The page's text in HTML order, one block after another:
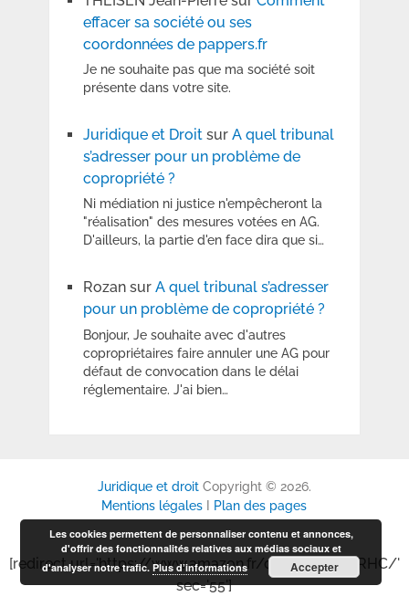
effacer sa société ou ses
coordonnées de pappers.fr
Je ne souhaite pas que ma société soit
présente dans votre site.
Juridique et Droitsur A quel tribunal
s’adresser pour un problème de
copropriété ?
Ni médiation ni justice n'empêcheront la
"réalisation" des mesures votées en AG.
D'ailleurs, la partie d'en face dira que si…
Rozansur A quel tribunal s’adresser
pour un problème de copropriété ?
Bonjour, Je souhaite avec d'autres
copropriétaires faire annuler une AG pour
défaut de convocation dans le délai
réglementaire. J'ai bien…
Juridique et droitCopyright © 2026.
Mentions légales
Plan des pages
[redirect url='https://www.amazon.fr/dp/B0GP6P6RHC/'
sec='55']
Les cookies permettent de personnaliser contenu et annonces,
d'offrir des fonctionnalités relatives aux médias sociaux et
d'analyser notre trafic.Plus d’informations Accepter